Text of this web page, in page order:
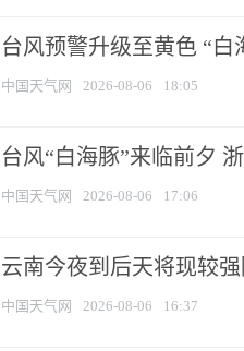
台风预警升级至黄色 “
中国天气网 2026-08-06 18:05
台风“白海豚”来临前夕
中国天气网 2026-08-06 17:06
云南今夜到后天将现较
中国天气网 2026-08-06 16:37